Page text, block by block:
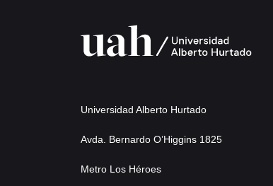
Universidad Alberto Hurtado
Avda. Bernardo O’Higgins 1825
Metro Los Héroes